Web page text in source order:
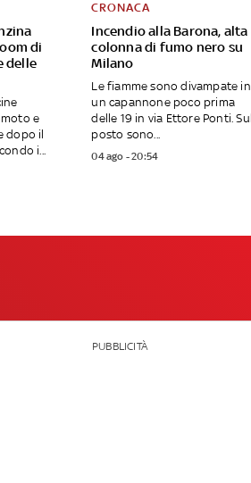
di
delle
e
dopo il
i...
Incendio alla Barona, alta
colonna di fumo nero su
Milano
CRONACA
Le fiamme sono divampate in
un capannone poco prima
delle 19 in via Ettore Ponti. Sul
posto sono...
04 ago - 20:54
PUBBLICITÀ